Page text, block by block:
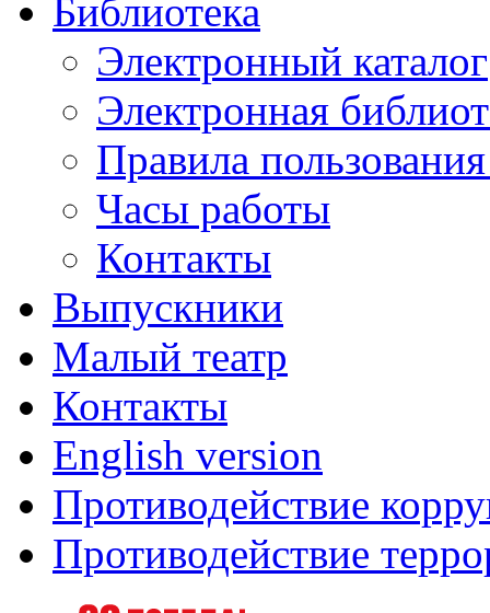
Библиотека
Электронный каталог
Электронная
Правила
Часы работы
Контакты
Выпускники
Малый театр
Контакты
English version
Противодействие
Противодействие